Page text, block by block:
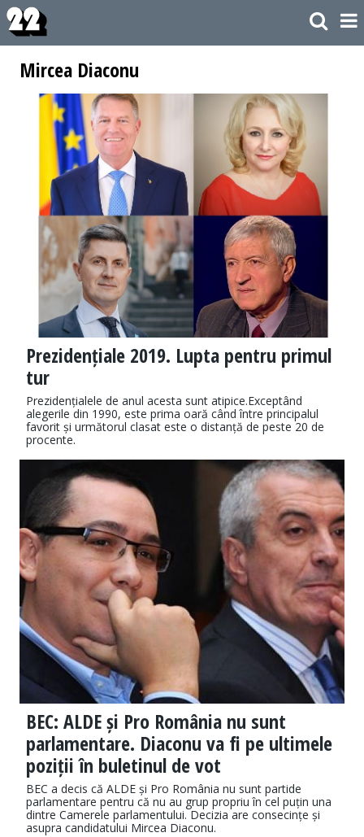
Mircea Diaconu
Prezidențiale 2019. Lupta pentru primul
tur
Prezidențialele de anul acesta sunt atipice.Exceptând
alegerile din 1990, este prima oară când între principalul
favorit și următorul clasat este o distanță de peste 20 de
procente.
BEC: ALDE și Pro România nu sunt
parlamentare. Diaconu va fi pe ultimele
poziții în buletinul de vot
BEC a decis că ALDE și Pro România nu sunt partide
parlamentare pentru că nu au grup propriu în cel puțin una
dintre Camerele parlamentului. Decizia are consecințe și
asupra candidatului Mircea Diaconu.